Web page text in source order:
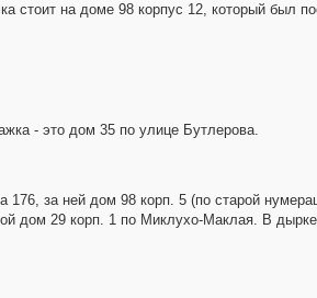
стоит на доме 98 корпус 12, который был
- это дом 35 по улице Бутлерова.
за ней дом 98 корп. 5 (по старой
дом 29 корп. 1 по Миклухо-Маклая. В